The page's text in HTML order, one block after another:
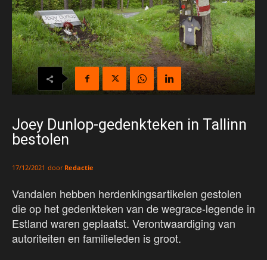
Joey Dunlop-gedenkteken in Tallinn
bestolen
17/12/2021 door Redactie
Vandalen hebben herdenkingsartikelen gestolen
die op het gedenkteken van de wegrace-legende in
Estland waren geplaatst. Verontwaardiging van
autoriteiten en familieleden is groot.